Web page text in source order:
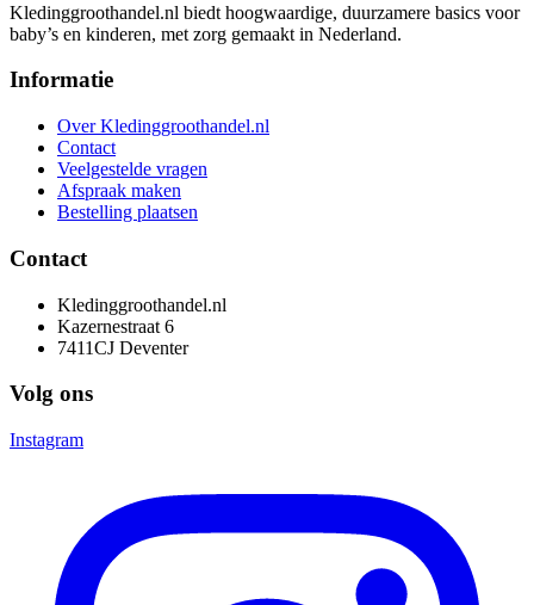
Kledinggroothandel.nl biedt hoogwaardige, duurzamere basics voor
baby’s en kinderen, met zorg gemaakt in Nederland.
Informatie
Over Kledinggroothandel.nl
Contact
Veelgestelde vragen
Afspraak maken
Bestelling plaatsen
Contact
Kledinggroothandel.nl
Kazernestraat 6
7411CJ Deventer
Volg ons
Instagram